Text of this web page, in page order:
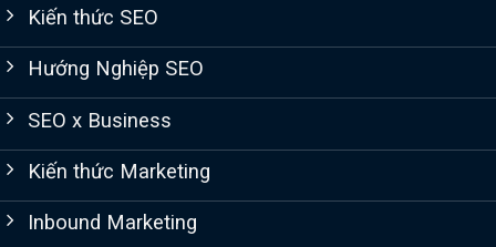
Kiến thức SEO
Hướng Nghiệp SEO
SEO x Business
Kiến thức Marketing
Inbound Marketing